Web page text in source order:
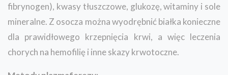
fibrynogen), kwasy tłuszczowe, glukozę, witaminy i sole
mineralne. Z osocza można wyodrębnić białka konieczne
dla prawidłowego krzepnięcia krwi, a więc leczenia
chorych na hemofilię i inne skazy krwotoczne.